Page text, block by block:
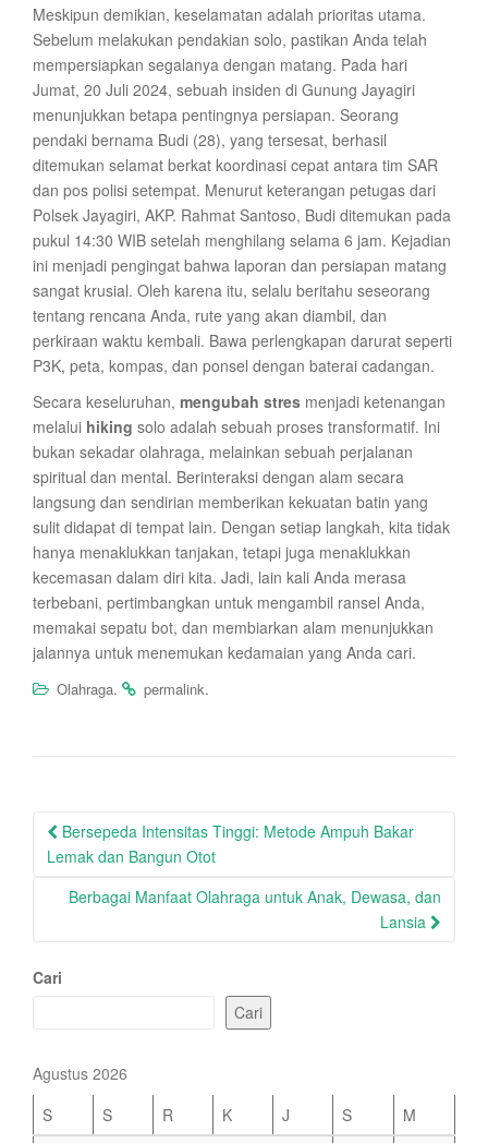
Meskipun demikian, keselamatan adalah prioritas utama.
Sebelum melakukan pendakian solo, pastikan Anda telah
mempersiapkan segalanya dengan matang. Pada hari
Jumat, 20 Juli 2024, sebuah insiden di Gunung Jayagiri
menunjukkan betapa pentingnya persiapan. Seorang
pendaki bernama Budi (28), yang tersesat, berhasil
ditemukan selamat berkat koordinasi cepat antara tim SAR
dan pos polisi setempat. Menurut keterangan petugas dari
Polsek Jayagiri, AKP. Rahmat Santoso, Budi ditemukan pada
pukul 14:30 WIB setelah menghilang selama 6 jam. Kejadian
ini menjadi pengingat bahwa laporan dan persiapan matang
sangat krusial. Oleh karena itu, selalu beritahu seseorang
tentang rencana Anda, rute yang akan diambil, dan
perkiraan waktu kembali. Bawa perlengkapan darurat seperti
P3K, peta, kompas, dan ponsel dengan baterai cadangan.
Secara keseluruhan, mengubah stres menjadi ketenangan
melalui hiking solo adalah sebuah proses transformatif. Ini
bukan sekadar olahraga, melainkan sebuah perjalanan
spiritual dan mental. Berinteraksi dengan alam secara
langsung dan sendirian memberikan kekuatan batin yang
sulit didapat di tempat lain. Dengan setiap langkah, kita tidak
hanya menaklukkan tanjakan, tetapi juga menaklukkan
kecemasan dalam diri kita. Jadi, lain kali Anda merasa
terbebani, pertimbangkan untuk mengambil ransel Anda,
memakai sepatu bot, dan membiarkan alam menunjukkan
jalannya untuk menemukan kedamaian yang Anda cari.
Olahraga. permalink.
Post
navigation
Bersepeda Intensitas Tinggi: Metode Ampuh Bakar
Lemak dan Bangun Otot
Berbagai Manfaat Olahraga untuk Anak, Dewasa, dan
Lansia
Cari
Cari
Agustus 2026
S
S R K J S
M